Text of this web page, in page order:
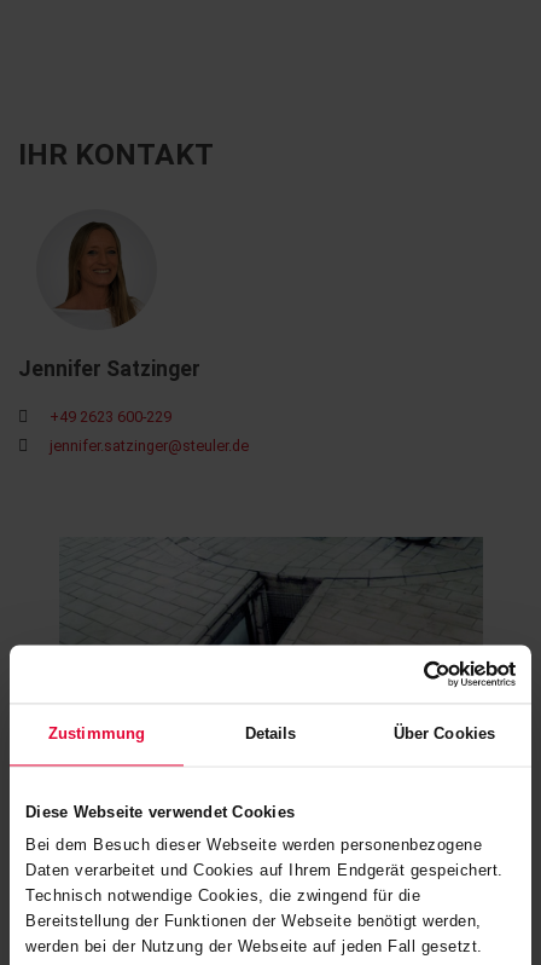
Zustimmung Details Über Cookies
Diese Webseite verwendet Cookies
Bei dem Besuch dieser Webseite werden personenbezogene
Daten verarbeitet und Cookies auf Ihrem Endgerät gespeichert.
Technisch notwendige Cookies, die zwingend für die
Bereitstellung der Funktionen der Webseite benötigt werden,
werden bei der Nutzung der Webseite auf jeden Fall gesetzt.
IHR KONTAKT
Jennifer Satzinger
+49 2623 600-229
jennifer.satzinger@steuler.de
UNSERE PRODUKTE PASSEN SICH IHREN
ANFORDERUNGEN AN